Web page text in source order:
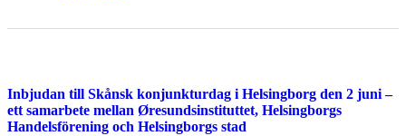
Inbjudan till Skånsk konjunkturdag i Helsingborg den 2 juni –
ett samarbete mellan Øresundsinstituttet, Helsingborgs
Handelsförening och Helsingborgs stad